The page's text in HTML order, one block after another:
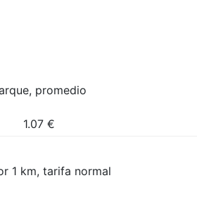
promedio
1.07 €
1 km, tarifa normal